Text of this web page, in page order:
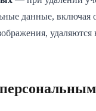
данные, включая
удаляются